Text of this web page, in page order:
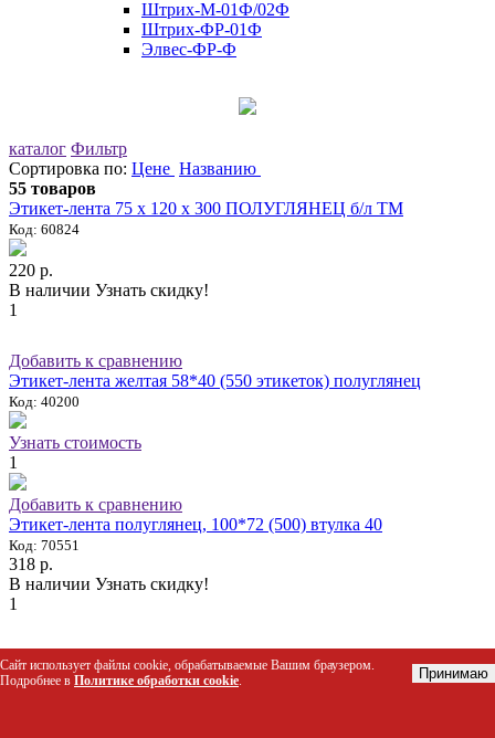
Штрих-М-01Ф/02Ф
Штрих-ФР-01Ф
Элвес-ФР-Ф
каталог Фильтр
Сортировка по: Цене Названию
55 товаров
Этикет-лента 75 х 120 x 300 ПОЛУГЛЯНЕЦ б/л ТМ
Код: 60824
220 р.
В наличии Узнать скидку!
1
Добавить к сравнению
Этикет-лента желтая 58*40 (550 этикеток) полуглянец
Код: 40200
Узнать стоимость
1
Добавить к сравнению
Этикет-лента полуглянец, 100*72 (500) втулка 40
Код: 70551
318 р.
В наличии Узнать скидку!
1
Добавить к сравнению
Этикетлента 21.5*12 белая
Сайт использует файлы cookie, обрабатываемые Вашим браузером.
Подробнее в Политике обработки cookie. Принимаю